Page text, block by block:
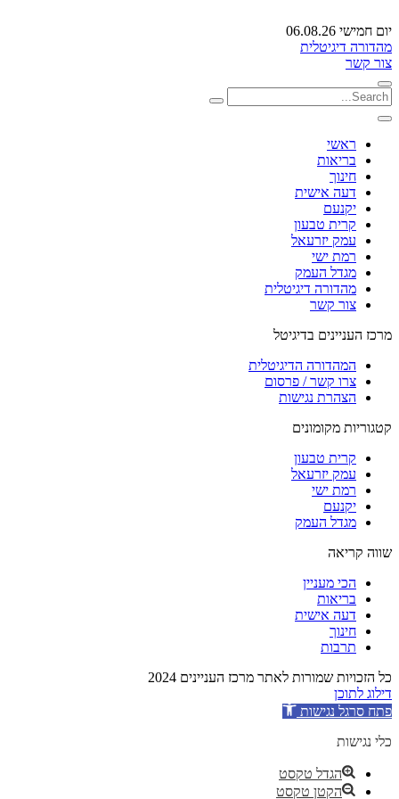
יום חמישי 06.08.26
מהדורה דיגיטלית
צור קשר
ראשי
בריאות
חינוך
דעה אישית
יקנעם
קרית טבעון
עמק יזרעאל
רמת ישי
מגדל העמק
מהדורה דיגיטלית
צור קשר
מרכז העניינים בדיגיטל
המהדורה הדיגיטלית
צרו קשר / פרסום
הצהרת נגישות
קטגוריות מקומונים
קרית טבעון
עמק יזרעאל
רמת ישי
יקנעם
מגדל העמק
שווה קריאה
הכי מעניין
בריאות
דעה אישית
חינוך
תרבות
כל הזכויות שמורות לאתר מרכז העניינים 2024
דילוג לתוכן
פתח סרגל נגישות
כלי נגישות
הגדל טקסט
הקטן טקסט